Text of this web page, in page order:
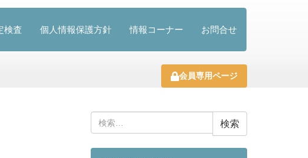
検査 個人情報保護方針 情報コーナー お問合せ
会員専用ページ
索: